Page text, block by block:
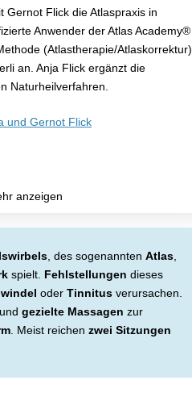
Gernot Flick die Atlaspraxis in
Anwender der Atlas Academy®
(Atlastherapie/Atlaskorrektur)
an. Anja Flick ergänzt die
Naturheilverfahren.
und Gernot Flick
, des sogenannten Atlas
spielt. Fehlstellungen dieses
oder Tinnitus verursachen.
und gezielte Massagen zur
. Meist reichen zwei Sitzungen